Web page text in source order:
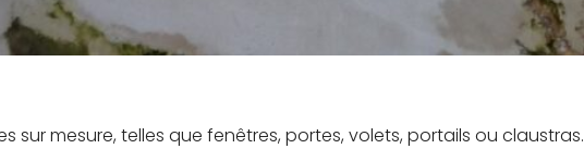
sur mesure, telles que fenêtres, portes, volets, portails ou claustras.